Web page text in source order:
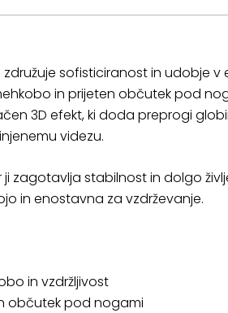
sofisticiranost in udobje v
in prijeten občutek pod
3D efekt, ki doda preprogi
videzu.
zagotavlja stabilnost in dolgo
in enostavna za vzdrževanje.
in vzdržljivost
občutek pod nogami